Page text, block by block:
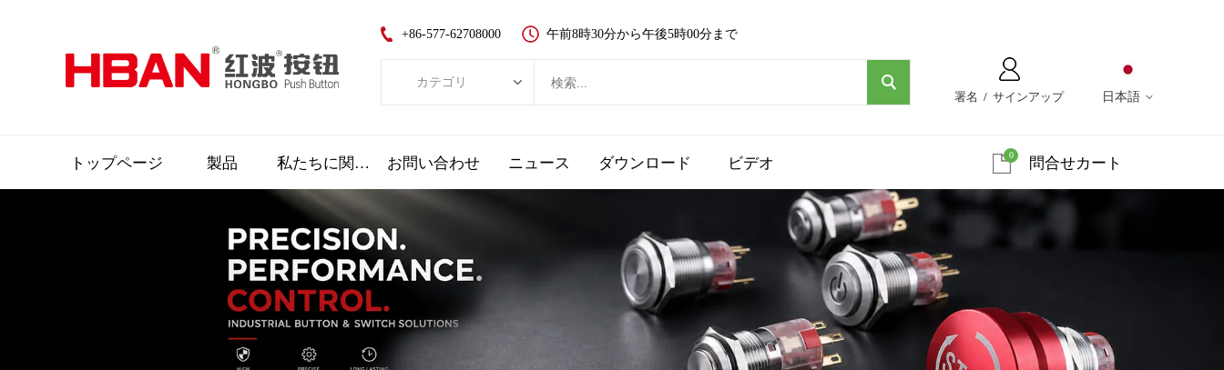
日本語
署名 / サインアップ
+86-577-62708000 午前8時30分から午後5時00分まで
カテゴリ
新品ボタンスイッチ
LEDランプ
非常停止ボタン
トップページ 製品 私たちに関しては お問い合わせ ニュース ダウンロード ビデオ 問合せカート
0